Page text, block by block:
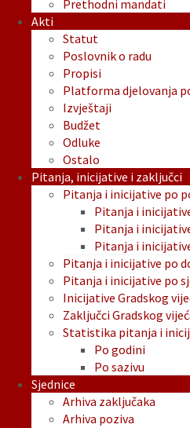
Prethodni mandati
Akti
Statut
Poslovnik o radu
Propisi
Platforma djelovanja
Izvještaji
Budžet
Odluke
Ostalo
Pitanja, inicijative i zaključci
Pitanja i inicijative po
Pitanja i
Pitanja i
Pitanja i
Pitanja i inicijative po
Pitanja i inicijative po
Inicijative Gradskog
Zaključci Gradskog
Statistika pitanja i
Po godini
Po sazivu
Sjednice
Arhiva zaključaka
Arhiva poziva